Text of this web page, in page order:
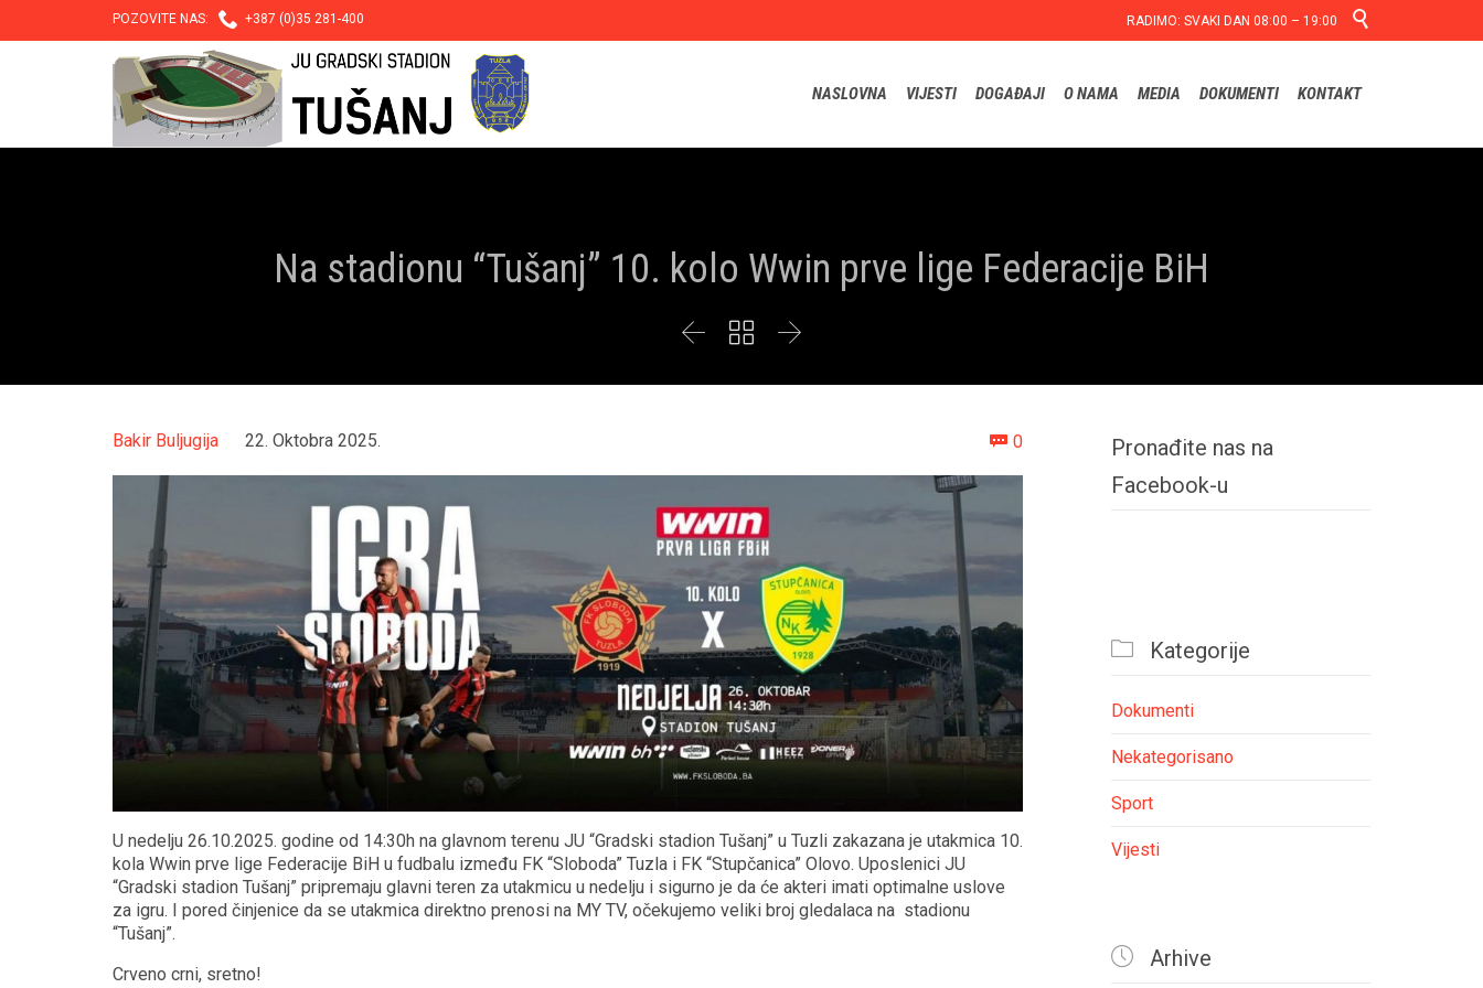
POZOVITE NAS:  +387 (0)35 281-400 RADIMO: SVAKI DAN 08:00 – 19:00 
NASLOVNA VIJESTI DOGAĐAJI O NAMA MEDIA DOKUMENTI KONTAKT
Na stadionu “Tušanj” 10. kolo Wwin prve lige Federacije BiH
  
Bakir Buljugija 22. Oktobra 2025.  0Comments
U nedelju 26.10.2025. godine od 14:30h na glavnom terenu JU “Gradski stadion Tušanj” u Tuzli zakazana je utakmica 10.
kola Wwin prve lige Federacije BiH u fudbalu između FK “Sloboda” Tuzla i FK “Stupčanica” Olovo. Uposlenici JU
“Gradski stadion Tušanj” pripremaju glavni teren za utakmicu u nedelju i sigurno je da će akteri imati optimalne uslove
za igru. I pored činjenice da se utakmica direktno prenosi na MY TV, očekujemo veliki broj gledalaca na stadionu
“Tušanj”.
Crveno crni, sretno!
Pronađite nas na
Facebook-u
 Kategorije
Dokumenti
Nekategorisano
Sport
Vijesti
 Arhive